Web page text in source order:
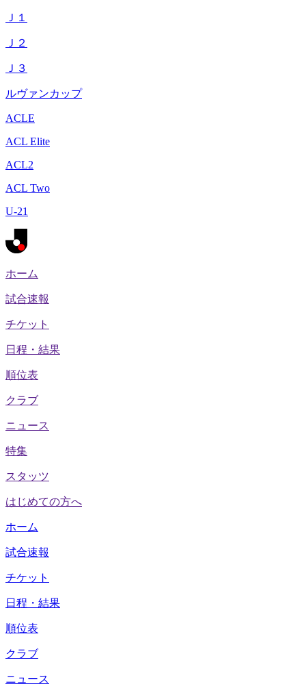
Ｊ１
Ｊ２
Ｊ３
ルヴァンカップ
ACLE
ACL Elite
ACL2
ACL Two
U-21
ホーム
試合速報
チケット
日程・結果
順位表
クラブ
ニュース
特集
スタッツ
はじめての方へ
ホーム
試合速報
チケット
日程・結果
順位表
クラブ
ニュース